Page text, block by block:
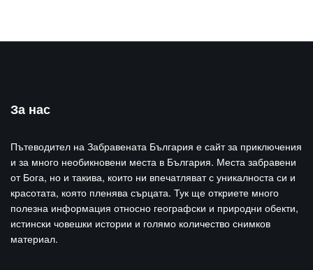
За нас
Пътеводител на Забравената България е сайт за приключения
и за много необикновени места в България. Места забравени
от Бога, но и такива, които ни впечатляват с уникалноста си и
красотата, която пленява сърцата. Тук ще откриете много
полезна информация относно географски и природни обекти,
истински човешки истории и голямо количество снимков
материал.